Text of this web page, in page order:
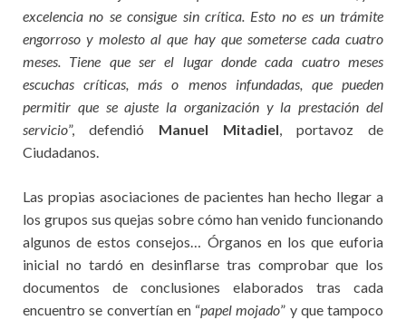
excelencia no se consigue sin crítica. Esto no es un trámite
engorroso y molesto al que hay que someterse cada cuatro
meses. Tiene que ser el lugar donde cada cuatro meses
escuchas críticas, más o menos infundadas, que pueden
permitir que se ajuste la organización y la prestación del
servicio”, defendió Manuel Mitadiel, portavoz de
Ciudadanos.
Las propias asociaciones de pacientes han hecho llegar a
los grupos sus quejas sobre cómo han venido funcionando
algunos de estos consejos… Órganos en los que euforia
inicial no tardó en desinflarse tras comprobar que los
documentos de conclusiones elaborados tras cada
encuentro se convertían en “papel mojado” y que tampoco